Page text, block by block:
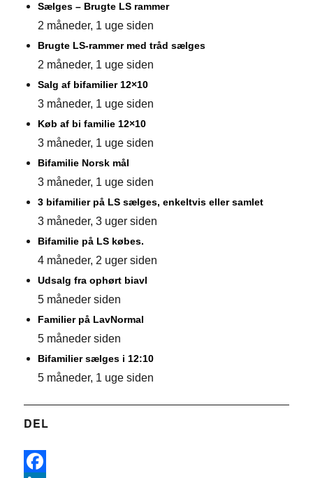
Sælges – Brugte LS rammer
2 måneder, 1 uge siden
Brugte LS-rammer med tråd sælges
2 måneder, 1 uge siden
Salg af bifamilier 12×10
3 måneder, 1 uge siden
Køb af bi familie 12×10
3 måneder, 1 uge siden
Bifamilie Norsk mål
3 måneder, 1 uge siden
3 bifamilier på LS sælges, enkeltvis eller samlet
3 måneder, 3 uger siden
Bifamilie på LS købes.
4 måneder, 2 uger siden
Udsalg fra ophørt biavl
5 måneder siden
Familier på LavNormal
5 måneder siden
Bifamilier sælges i 12:10
5 måneder, 1 uge siden
DEL